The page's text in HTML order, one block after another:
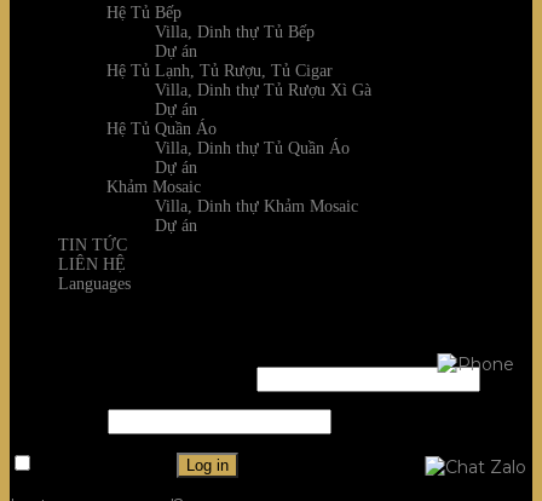
Hệ Tủ Bếp
Villa, Dinh thự Tủ Bếp
Dự án
Hệ Tủ Lạnh, Tủ Rượu, Tủ Cigar
Villa, Dinh thự Tủ Rượu Xì Gà
Dự án
Hệ Tủ Quần Áo
Villa, Dinh thự Tủ Quần Áo
Dự án
Khảm Mosaic
Villa, Dinh thự Khảm Mosaic
Dự án
TIN TỨC
LIÊN HỆ
Languages
Log in